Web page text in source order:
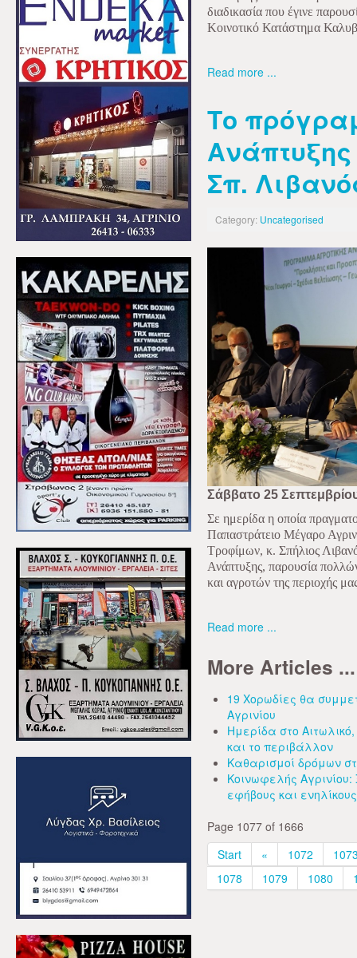
διαδικασία που έγινε
Κοινοτικό Κατάστημα
Read more ...
Το
Σπ.
Category: Uncategorised
Σάββατο 25
Σε ημερίδα η οποία
Παπαστράτειο Μέγαρο
Τροφίμων, κ. Σπήλιος
Ανάπτυξης, παρουσία
και αγροτών της περιοχής
Read more ...
More Articles ...
19 Χορωδίες θα
Αγρινίου
Ημερίδα στο
και το περιβάλλον
Καθαρισμοί δρόμων
Κοινωφελής
εφήβους και ενηλίκους
Page 1077 of 1666
Start
« 1072
1078
1079 1080